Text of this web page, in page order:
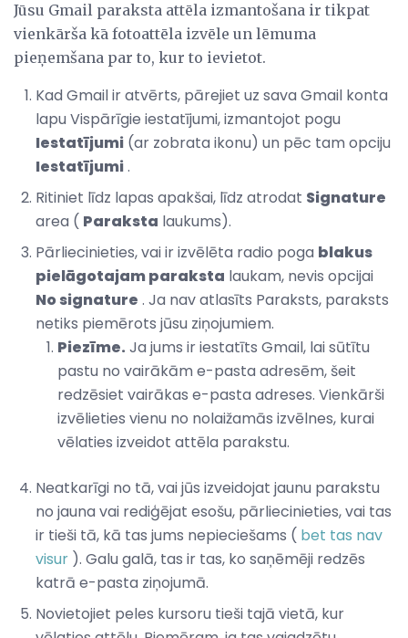
Jūsu Gmail paraksta attēla izmantošana ir tikpat
vienkārša kā fotoattēla izvēle un lēmuma
pieņemšana par to, kur to ievietot.
Kad Gmail ir atvērts, pārejiet uz sava Gmail konta
lapu Vispārīgie iestatījumi, izmantojot pogu
Iestatījumi (ar zobrata ikonu) un pēc tam opciju
Iestatījumi.
Ritiniet līdz lapas apakšai, līdz atrodat Signature
area ( Paraksta laukums).
Pārliecinieties, vai ir izvēlēta radio poga blakus
pielāgotajam paraksta laukam, nevis opcijai
No signature . Ja nav atlasīts Paraksts, paraksts
netiks piemērots jūsu ziņojumiem.
Piezīme. Ja jums ir iestatīts Gmail, lai sūtītu
pastu no vairākām e-pasta adresēm, šeit
redzēsiet vairākas e-pasta adreses. Vienkārši
izvēlieties vienu no nolaižamās izvēlnes, kurai
vēlaties izveidot attēla parakstu.
Neatkarīgi no tā, vai jūs izveidojat jaunu parakstu
no jauna vai rediģējat esošu, pārliecinieties, vai tas
ir tieši tā, kā tas jums nepieciešams ( bet tas nav
visur ). Galu galā, tas ir tas, ko saņēmēji redzēs
katrā e-pasta ziņojumā.
Novietojiet peles kursoru tieši tajā vietā, kur